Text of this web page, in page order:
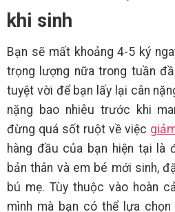
khi sinh
Bạn sẽ mất khoảng 4-5 ký
trọng lượng nữa trong tuần
tuyệt vời để bạn lấy lại cân
nặng bao nhiêu trước khi
đừng quá sốt ruột về việc
hàng đầu của bạn hiện tại là
bản thân và em bé mới sinh,
bú mẹ. Tùy thuộc vào hoàn
mình mà bạn có thể lựa